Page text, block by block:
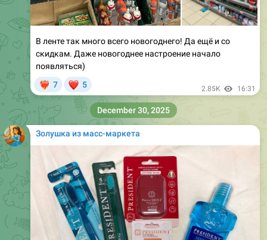
В ленте так много всего новогоднего! Да ещё и со
скидкам. Даже новогоднее настроение начало
появляться)
7 5
Золушка из масс-маркета